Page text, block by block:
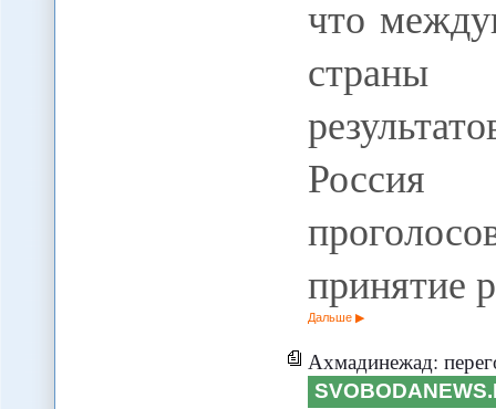
что
страны
принятие
Дальше
Ахмадинежад: